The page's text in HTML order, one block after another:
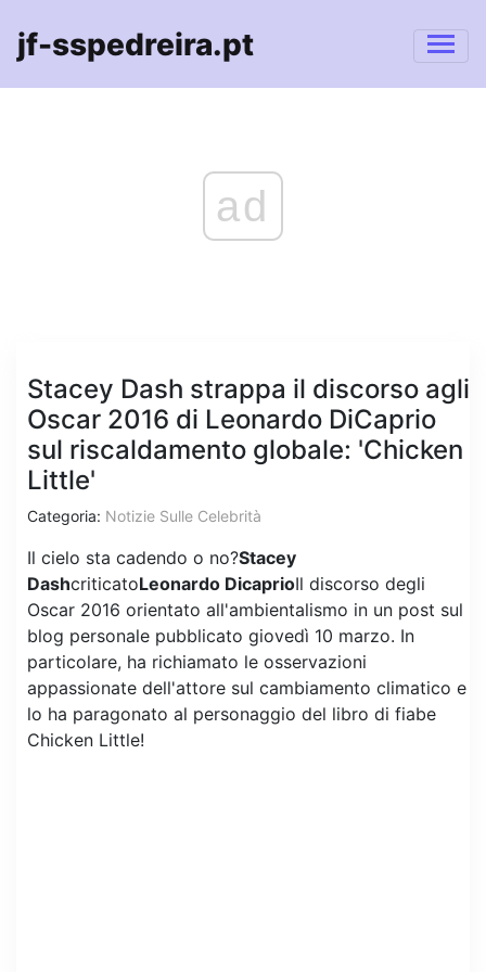
jf-sspedreira.pt
ad
Stacey Dash strappa il discorso agli
Oscar 2016 di Leonardo DiCaprio
sul riscaldamento globale: 'Chicken
Little'
Categoria: Notizie Sulle Celebrità
Il cielo sta cadendo o no?Stacey
DashcriticatoLeonardo DicaprioIl discorso degli
Oscar 2016 orientato all'ambientalismo in un post sul
blog personale pubblicato giovedì 10 marzo. In
particolare, ha richiamato le osservazioni
appassionate dell'attore sul cambiamento climatico e
lo ha paragonato al personaggio del libro di fiabe
Chicken Little!